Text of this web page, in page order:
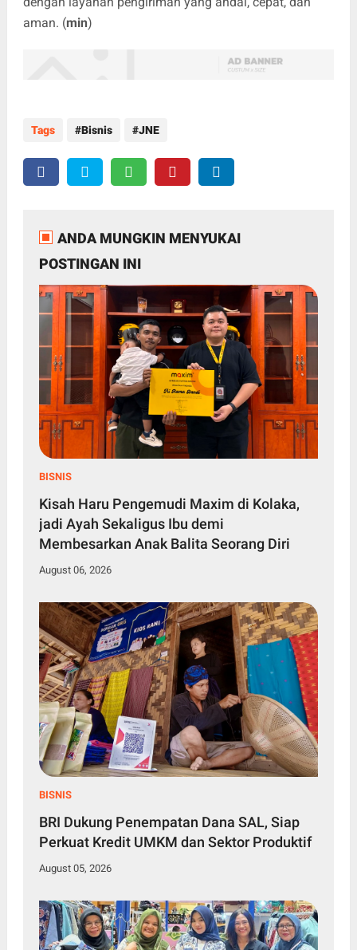
aman. (min)
Tags Bisnis JNE
ANDA MUNGKIN MENYUKAI
POSTINGAN INI
BISNIS
Kisah Haru Pengemudi Maxim di Kolaka,
jadi Ayah Sekaligus Ibu demi
Membesarkan Anak Balita Seorang Diri
August 06, 2026
BISNIS
BRI Dukung Penempatan Dana SAL, Siap
Perkuat Kredit UMKM dan Sektor Produktif
August 05, 2026